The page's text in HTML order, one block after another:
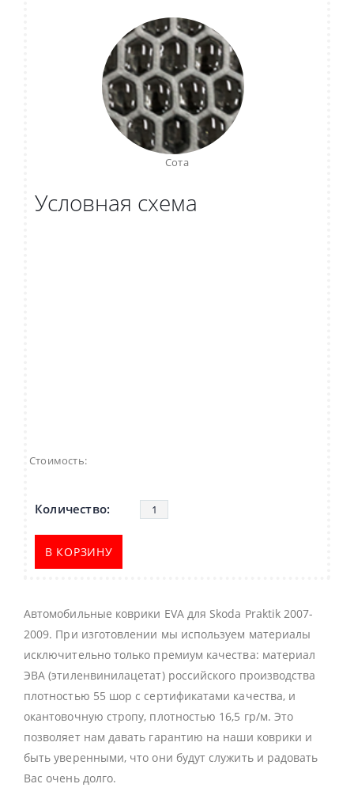
Сота
Условная схема
Стоимость:
В КОРЗИНУ
Автомобильные коврики EVA для Skoda Praktik 2007-
2009. При изготовлении мы используем материалы
исключительно только премиум качества: материал
ЭВА (этиленвинилацетат) российского производства
плотностью 55 шор с сертификатами качества, и
окантовочную стропу, плотностью 16,5 гр/м. Это
позволяет нам давать гарантию на наши коврики и
быть уверенными, что они будут служить и радовать
Вас очень долго.